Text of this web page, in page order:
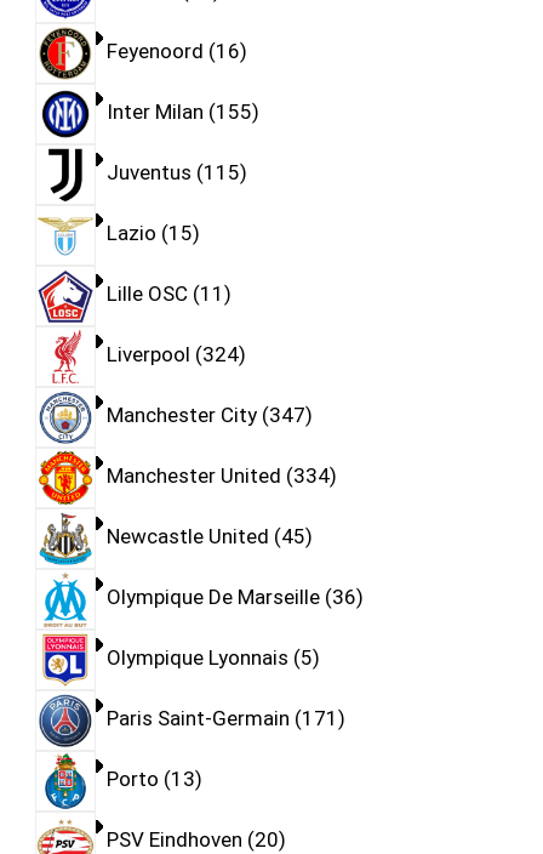
Feyenoord 16
Inter Milan 155
Juventus 115
Lazio 15
Lille OSC 11
Liverpool 324
Manchester City 347
Manchester United 334
Newcastle United 45
Olympique De Marseille 36
Olympique Lyonnais 5
Paris Saint-Germain 171
Porto 13
PSV Eindhoven 20